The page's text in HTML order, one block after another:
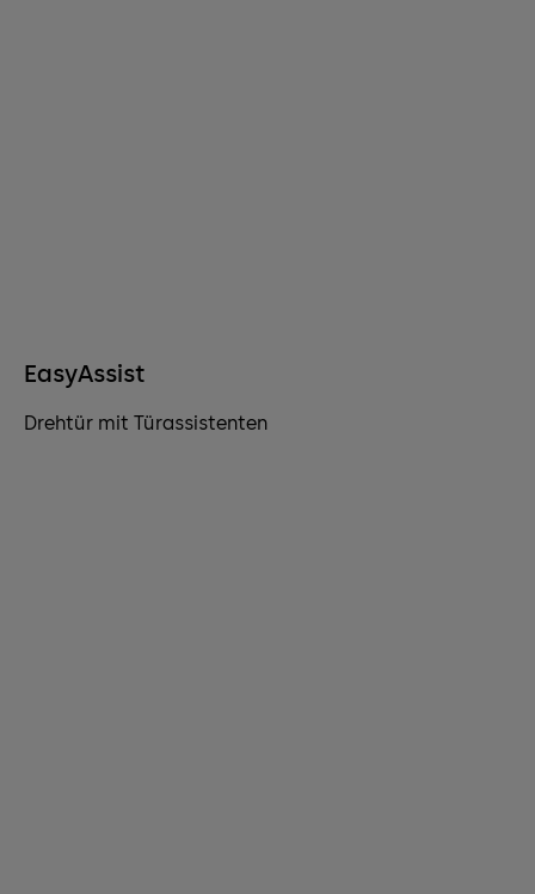
EasyAssist
Drehtür mit Türassistenten